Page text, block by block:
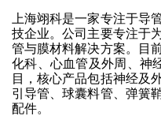
上海翊科是一家专注于导
技企业。公司主要专注于
管与膜材料解决方案。目
化科、心血管及外周、神
目，核心产品包括神经及
引导管、球囊料管、弹簧
配件。